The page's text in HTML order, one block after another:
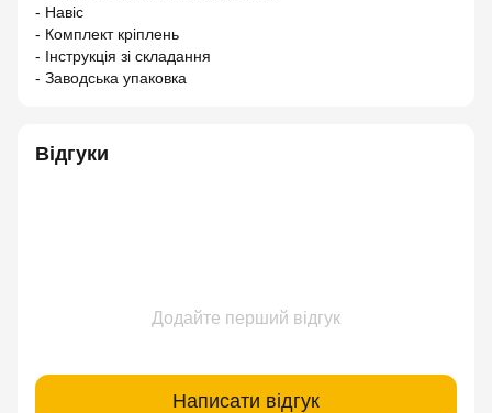
- Навіс
- Комплект кріплень
- Інструкція зі складання
- Заводська упаковка
Відгуки
Додайте перший відгук
Написати відгук